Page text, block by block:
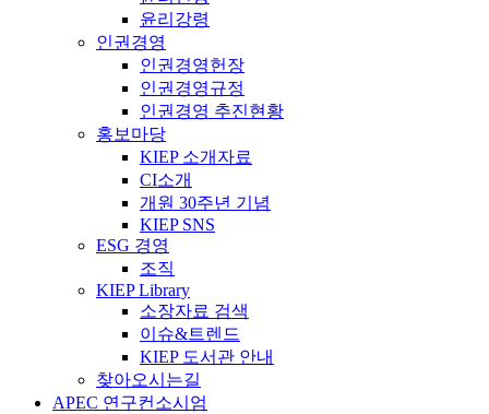
윤리강령
인권경영
인권경영헌장
인권경영규정
인권경영 추진현황
홍보마당
KIEP 소개자료
CI소개
개원 30주년 기념
KIEP SNS
ESG 경영
조직
KIEP Library
소장자료 검색
이슈&트렌드
KIEP 도서관 안내
찾아오시는길
APEC 연구컨소시엄